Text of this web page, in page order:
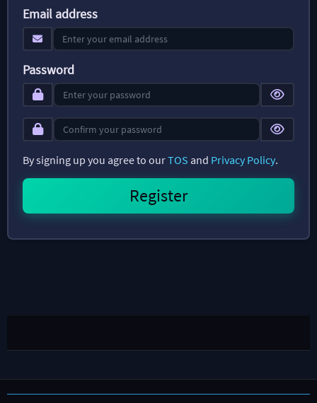
Email address
Password
By signing up you agree to ourTOS and Privacy Policy.